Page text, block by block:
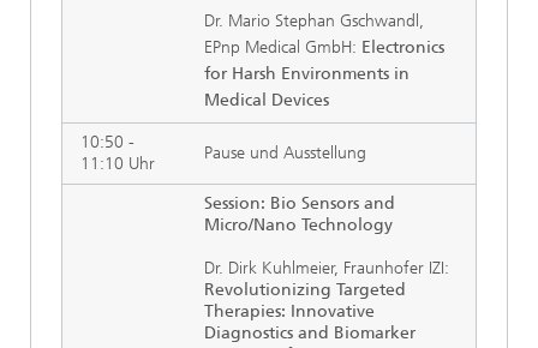
Dr. Mario Stephan Gschwandl,
EPnp Medical GmbH: Electronics
for Harsh Environments in
Medical Devices
10:50 -
11:10 Uhr
Pause und Ausstellung
Session: Bio Sensors and
Micro/Nano Technology
Dr. Dirk Kuhlmeier, Fraunhofer IZI:
Revolutionizing Targeted
Therapies: Innovative
Diagnostics and Biomarker